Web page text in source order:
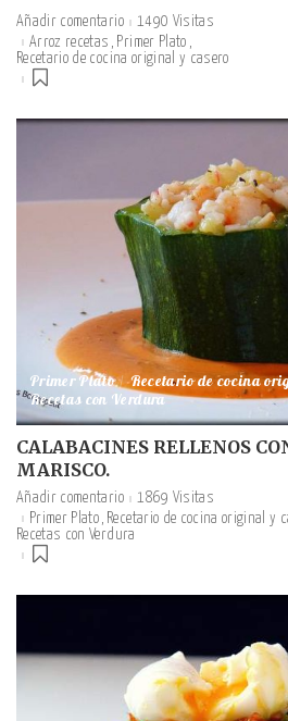
Añadir comentario
1490 Visitas
Arroz recetas
Primer Plato
Recetario de cocina original y casero
Primer Plato Recetario de cocina
Recetas con Verdura
CALABACINES RELLENOS
MARISCO.
Añadir comentario
1869 Visitas
Primer Plato Recetario de cocina original y
Recetas con Verdura